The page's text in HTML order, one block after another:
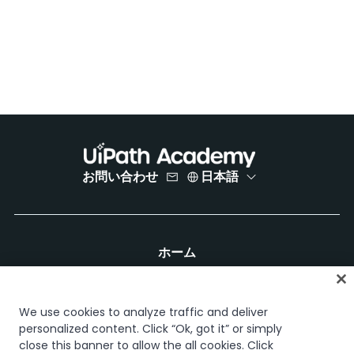
お問い合わせ 日本語
ホーム
コース
キャリア パス
認定資格
リソース
We use cookies to analyze traffic and deliver
personalized content. Click “Ok, got it” or simply
close this banner to allow the all cookies. Click